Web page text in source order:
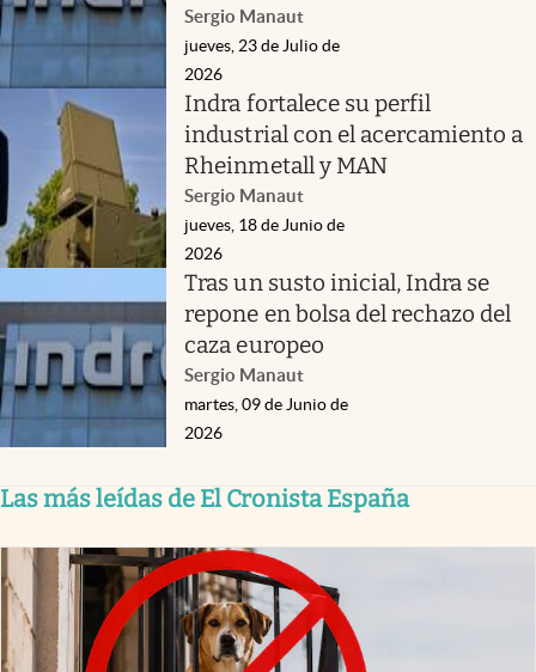
Sergio Manaut
jueves, 23 de Julio de
2026
Indra fortalece su perfil
industrial con el acercamiento a
Rheinmetall y MAN
Sergio Manaut
jueves, 18 de Junio de
2026
Tras un susto inicial, Indra se
repone en bolsa del rechazo del
caza europeo
Sergio Manaut
martes, 09 de Junio de
2026
Las más leídas de El Cronista España